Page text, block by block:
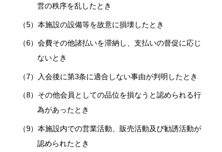
営の秩序を乱したとき
本施設の設備等を故意に損壊したとき
会費その他諸払いを滞納し、支払いの督促に応じ
ないとき
入会後に第3条に適合しない事由が判明したとき
その他会員としての品位を損なうと認められる行
為があったとき
本施設内での営業活動、販売活動及び勧誘活動が
認められたとき